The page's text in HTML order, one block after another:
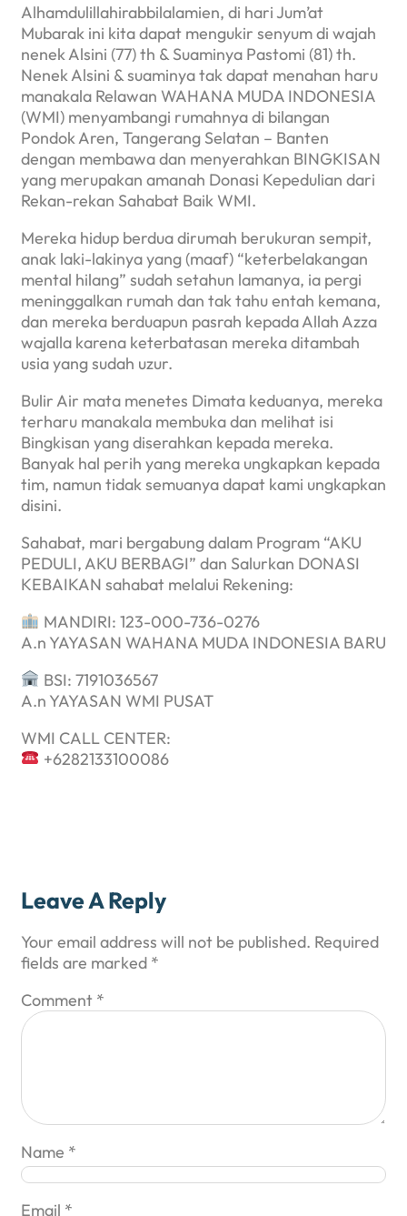
Alhamdulillahirabbilalamien, di hari Jum’at
Mubarak ini kita dapat mengukir senyum di wajah
nenek Alsini (77) th & Suaminya Pastomi (81) th.
Nenek Alsini & suaminya tak dapat menahan haru
manakala Relawan WAHANA MUDA INDONESIA
(WMI) menyambangi rumahnya di bilangan
Pondok Aren, Tangerang Selatan – Banten
dengan membawa dan menyerahkan BINGKISAN
yang merupakan amanah Donasi Kepedulian dari
Rekan-rekan Sahabat Baik WMI.
Mereka hidup berdua dirumah berukuran sempit,
anak laki-lakinya yang (maaf) “keterbelakangan
mental hilang” sudah setahun lamanya, ia pergi
meninggalkan rumah dan tak tahu entah kemana,
dan mereka berduapun pasrah kepada Allah Azza
wajalla karena keterbatasan mereka ditambah
usia yang sudah uzur.
Bulir Air mata menetes Dimata keduanya, mereka
terharu manakala membuka dan melihat isi
Bingkisan yang diserahkan kepada mereka.
Banyak hal perih yang mereka ungkapkan kepada
tim, namun tidak semuanya dapat kami ungkapkan
disini.
Sahabat, mari bergabung dalam Program “AKU
PEDULI, AKU BERBAGI” dan Salurkan DONASI
KEBAIKAN sahabat melalui Rekening:
MANDIRI: 123-000-736-0276
A.n YAYASAN WAHANA MUDA INDONESIA BARU
BSI: 7191036567
A.n YAYASAN WMI PUSAT
WMI CALL CENTER:
+6282133100086
Leave A Reply
Your email address will not be published. Required
fields are marked *
Comment *
Name *
Email *